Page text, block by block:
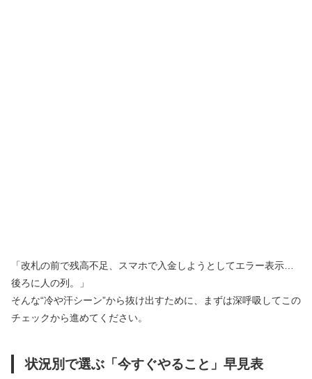
「改札の前で残高不足、スマホで入金しようとしてエラー表示…
後ろに人の列。」
そんな“冷や汗シーン”から抜け出すために、まずは深呼吸してこの
チェックから進めてください。
状況別で選ぶ「今すぐやること」早見表